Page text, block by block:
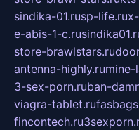
sindika-01.rusp-life.ru
e-abis-1-c.ru
store-brawlstars.ru
antenna-highly.rumine-
3-sex-porn.ruban-
viagra-tablet.ru
fincontech.ru